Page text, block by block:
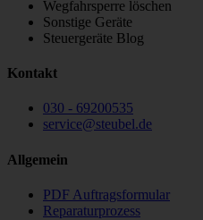
Wegfahrsperre löschen
Sonstige Geräte
Steuergeräte Blog
Kontakt
030 - 69200535
service@steubel.de
Allgemein
PDF Auftragsformular
Reparaturprozess